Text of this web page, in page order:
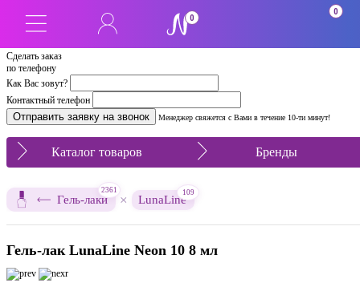
Сделать заказ
по телефону
Как Вас зовут?
Контактный телефон
Менеджер свяжется с Вами в течение 10-ти минут!
0
0
Каталог товаров Бренды
Гель-лаки
2361
× LunaLine
109
Гель-лак LunaLine Neon 10 8 мл